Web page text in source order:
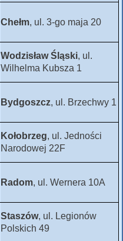
Chełm, ul. 3-go maja 20
Wodzisław Śląski, ul.
Wilhelma Kubsza 1
Bydgoszcz, ul. Brzechwy 1
Kołobrzeg, ul. Jedności
Narodowej 22F
Radom, ul. Wernera 10A
Staszów, ul. Legionów
Polskich 49